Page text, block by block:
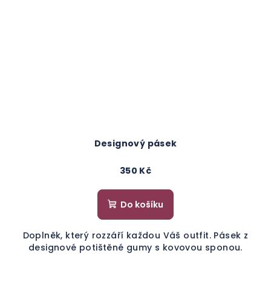
Designový pásek
350 Kč
Do košíku
Doplněk, který rozzáří každou Váš outfit. Pásek z
designové potištěné gumy s kovovou sponou.